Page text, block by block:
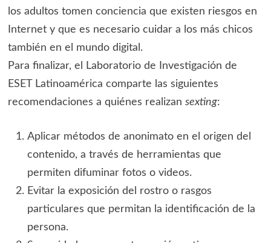
los adultos tomen conciencia que existen riesgos en
Internet y que es necesario cuidar a los más chicos
también en el mundo digital.
Para finalizar, el Laboratorio de Investigación de
ESET Latinoamérica comparte las siguientes
recomendaciones a quiénes realizan sexting:
Aplicar métodos de anonimato en el origen del
contenido, a través de herramientas que
permiten difuminar fotos o videos.
Evitar la exposición del rostro o rasgos
particulares que permitan la identificación de la
persona.